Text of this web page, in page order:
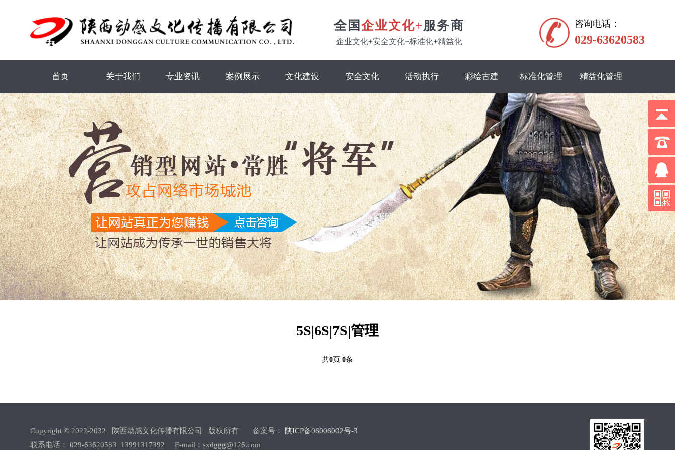
全国 企业文化+服务商
企业文化+安全文化+标准化+精益化
咨询电话：
029-63620583
首页 关于我们 专业资讯 案例展示 文化建设 安全文化 活动执行 彩绘古建 标准化管理 精益化管理
5S|6S|7S|管理
共0页 0条
Copyright © 2022-2032 陕西动感文化传播有限公司 版权所有 备案号：
陕ICP备06006002号-3
联系电话： 029-63620583 13991317392 E-mail：sxdggg@126.com